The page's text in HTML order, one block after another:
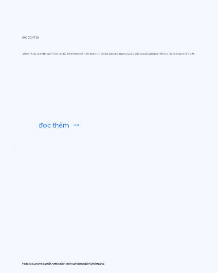
0:00 22/7/26
AIUEO (Tokyo) sẽ đồng tổ chức các buổi hội thảo miễn phí dành cho cán bộ giáo dục tập trung vào việc ứng dụng trí tuệ nhân tạo tạo sinh (generative AI)
đọc thêm
Hightec Systems ra mắt AIfitte dành cho thương mại điện tử thời trang